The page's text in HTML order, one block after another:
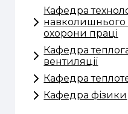
Кафедра
охорони праці
Кафедра
вентиляції
Кафедра
Кафедра фізики